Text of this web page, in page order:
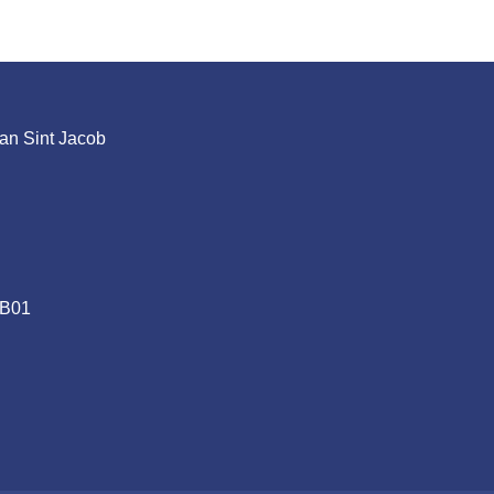
Sint Jacob